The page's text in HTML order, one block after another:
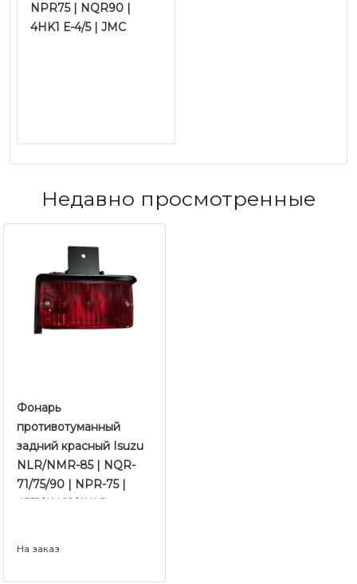
NPR75 | NQR90 |
4HK1 Е-4/5 | JMC
Недавно просмотренные
Фонарь
противотуманный
задний красный Isuzu
NLR/NMR-85 | NQR-
71/75/90 | NPR-75 |
4JJ1/4HG1/4HK1
На заказ